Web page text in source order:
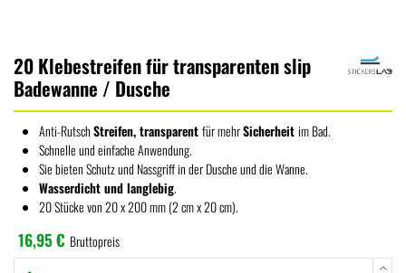
20 Klebestreifen für transparenten slip
Badewanne / Dusche
Anti-RutschStreifen, transparentfür mehrSicherheitim Bad.
Schnelle und einfache Anwendung.
Sie bieten Schutz und Nassgriff in der Dusche und die Wanne.
Wasserdicht und langlebig.
20 Stücke von 20 x 200 mm (2 cm x 20 cm).
16,95 € Bruttopreis